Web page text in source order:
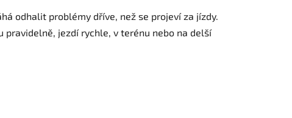
odhalit problémy dříve, než se projeví za jízdy.
jezdí rychle, v terénu nebo na delší